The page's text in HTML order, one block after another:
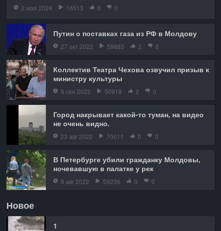
2 мая 2024 16513 0 0
Путин о поставках газа из РФ в Молдову
27 окт 2022 59883 2 0
Коллектив Театра Чехова озвучил призыв к
министру культуры
8 сен 2022 50918 2 0
Город накрывает какой-то туман, на видео
не очень видно.
23 авг 2022 70011 0 0
В Петербурге убили гражданку Молдовы,
ночевавшую в палатке у рек
9 авг 2022 59236 0 0
Новое
1